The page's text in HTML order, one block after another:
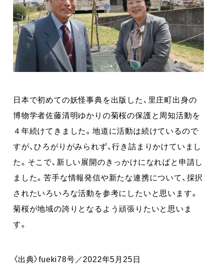
日本で初めての妖怪事典を出版した、里庄町出身の
博物学者佐藤清明ゆかりの菊桜の保護と周知活動を
４年続けてきました。地道に活動は続けているので
すが、ひろがりがみられず、行き詰まりかけていまし
た。そこで、新しい展開のきっかけになればと申請し
ました。苦手な情報発信や新たな連携について、採択
されたいろいろな活動を参考にしたいと思います。
菊桜が地域の誇りとなるよう頑張りたいと思いま
す。
〈出典〉fueki78号／2022年5月25日